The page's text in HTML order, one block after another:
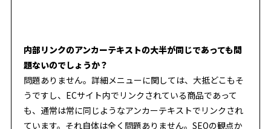
内部リンクのアンカーテキストの大半が同じであっても問
題ないのでしょうか？
問題ありません。詳細メニューに関しては、大抵どこもそ
うですし、ECサイト内でリンクされている商品であって
も、通常は常に同じようなアンカーテキストでリンクされ
ています。それ自体は全く問題ありません。SEOの観点か